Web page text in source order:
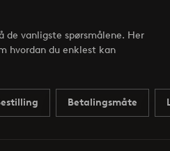
de vanligste spørsmålene. Her
hvordan du enklest kan
Betalingsmåte